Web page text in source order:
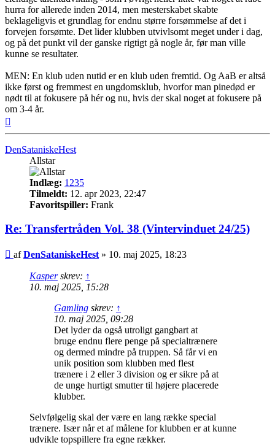
hurra for allerede inden 2014, men mesterskabet skabte
beklageligvis et grundlag for endnu større forsømmelse af det i
forvejen forsømte. Det lider klubben utvivlsomt meget under i dag,
og på det punkt vil der ganske rigtigt gå nogle år, før man ville
kunne se resultater.
MEN: En klub uden nutid er en klub uden fremtid. Og AaB er altså
ikke først og fremmest en ungdomsklub, hvorfor man pinedød er
nødt til at fokusere på hér og nu, hvis der skal noget at fokusere på
om 3-4 år.
DenSataniskeHest
Allstar
Indlæg: 1235
Tilmeldt: 12. apr 2023, 22:47
Favoritspiller: Frank
Re: Transfertråden Vol. 38 (Vintervinduet 24/25)
Indlæg
afDenSataniskeHest » 10. maj 2025, 18:23
Kasperskrev: ↑
10. maj 2025, 15:28
Gamling skrev: ↑
10. maj 2025, 09:28
Det lyder da også utroligt gangbart at
bruge endnu flere penge på specialtrænere
og dermed mindre på truppen. Så får vi en
unik position som klubben med flest
trænere i 2 eller 3 division og er sikre på at
de unge hurtigt smutter til højere placerede
klubber.
Selvfølgelig skal der være en lang række special
trænere. Især når et af målene for klubben er at kunne
udvikle topspillere fra egne rækker.